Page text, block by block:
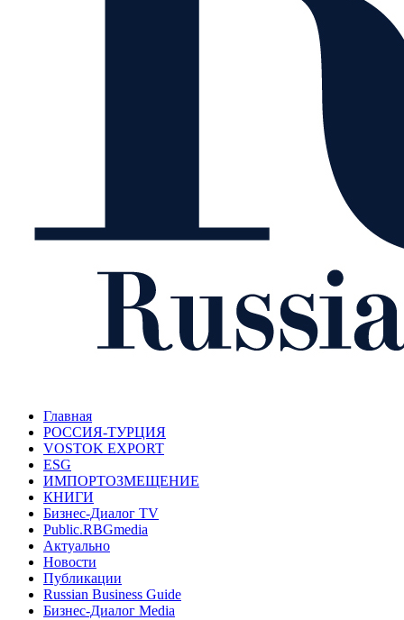
Главная
РОССИЯ-ТУРЦИЯ
VOSTOK EXPORT
ESG
ИМПОРТОЗМЕЩЕНИЕ
КНИГИ
Бизнес-Диалог TV
Public.RBGmedia
Актуально
Новости
Публикации
Russian Business Guide
Бизнес-Диалог Media